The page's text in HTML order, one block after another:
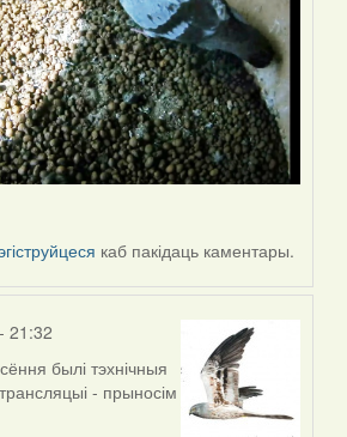
каб пакідаць каментары.
21:32
былі тэхнічныя
- прыносім